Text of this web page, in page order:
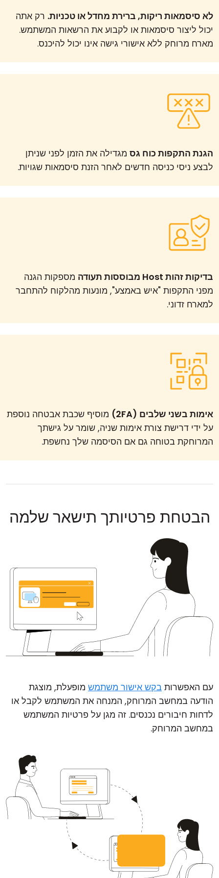
לא סיסמאות ריקות, ברירת מחדל או טכניות. רק אתה
יכול ליצור סיסמאות או לקבוע את הרשאות המשתמש.
מארח מרוחק ללא אישורי גישה אינו יכול להיכנס.
הגנת התקפות כוח גס מגדילה את הזמן לפני שניתן
לבצע ניסי כניסה חדשים לאחר הזנת סיסמאות שגויות.
בדיקות זהות Host מבוססות תעודה
מספקות הגנה
מפני התקפות "איש באמצע", מונעות מהלקוח להתחבר
למארח זדוני.
אימות בשני שלבים (2FA)
מוסיף שכבת אבטחה נוספת
על ידי דרישת צורת אימות שניה, שומר על גישתך
המרוחקת בטוחה גם אם הסיסמה שלך נחשפת.
הבטחת פרטיותך תישאר שלמה
עם האפשרות בקש אישור משתמש מופעלת, מוצגת
הודעה במחשב המרוחק, המנחה את המשתמש לקבל או
לדחות חיבורים נכנסים. זה מגן על פרטיות המשתמש
במחשב המרוחק.